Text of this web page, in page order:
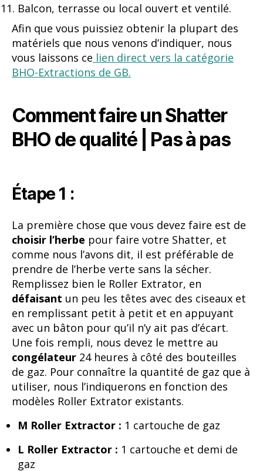
Balcon, terrasse ou local ouvert et ventilé.
Afin que vous puissiez obtenir la plupart des
matériels que nous venons d’indiquer, nous
vous laissons ce lien direct vers la catégorie
BHO-Extractions de GB.
Comment faire un Shatter
BHO de qualité | Pas à pas
Étape 1 :
La première chose que vous devez faire est de
choisir l’herbe pour faire votre Shatter, et
comme nous l’avons dit, il est préférable de
prendre de l’herbe verte sans la sécher.
Remplissez bien le Roller Extrator, en
défaisant un peu les têtes avec des ciseaux et
en remplissant petit à petit et en appuyant
avec un bâton pour qu’il n’y ait pas d’écart.
Une fois rempli, nous devez le mettre au
congélateur 24 heures à côté des bouteilles
de gaz. Pour connaître la quantité de gaz que à
utiliser, nous l’indiquerons en fonction des
modèles Roller Extrator existants.
M Roller Extractor : 1 cartouche de gaz
L Roller Extractor : 1 cartouche et demi de
gaz